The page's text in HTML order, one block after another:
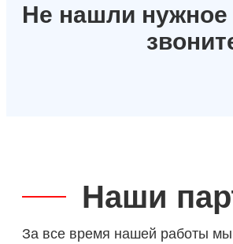
Не нашли
Наши
За все время нашей работы